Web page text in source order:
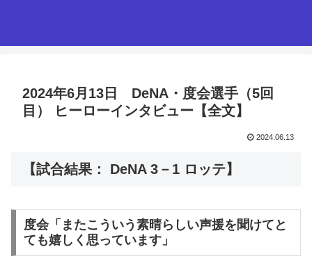
2024年6月13日 DeNA・度会選手（5回
目） ヒーローインタビュー【全文】
2024.06.13
【試合結果： DeNA 3－1 ロッテ】
度会「またこういう素晴らしい声援を聞けてと
ても嬉しく思っています」